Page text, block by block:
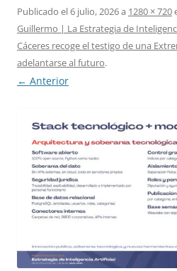
Publicado el6 julio, 2026a 1280 × 720
Guillermo | La Estrategia de
Cáceres recoge el testigo de una
adelantarse al futuro.
← Anterior